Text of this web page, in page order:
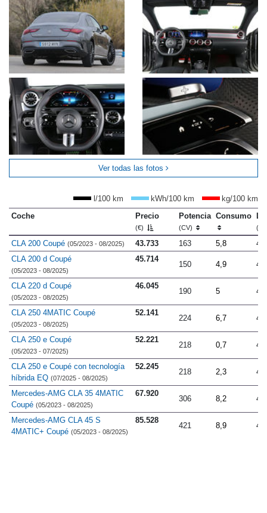
Ver todas las fotos
l/100 km kWh/100 km
kg/100 km
Coche
Precio
(€)
Potencia
(CV)
Consumo
CLA 200 Coupé (05/2023 - 08/2025) 43.733 163 5,8
CLA 200 d Coupé
(05/2023 - 08/2025)
45.714
150 4,9
CLA 220 d Coupé
(05/2023 - 08/2025)
46.045
190 5
CLA 250 4MATIC Coupé
(05/2023 - 08/2025)
52.141
224 6,7
CLA 250 e Coupé
(05/2023 - 07/2025)
52.221
218 0,7
CLA 250 e Coupé con tecnología
híbrida EQ (07/2025 - 08/2025)
52.245
218 2,3
Mercedes-AMG CLA 35 4MATIC
Coupé (05/2023 - 08/2025)
67.920
306 8,2
Mercedes-AMG CLA 45 S
4MATIC+ Coupé (05/2023 - 08/2025)
85.528
421 8,9